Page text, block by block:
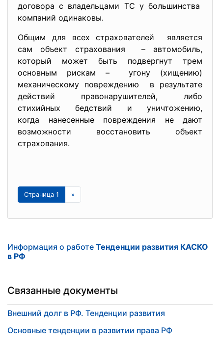
договора с владельцами ТС у большинства
компаний одинаковы.
Общим для всех страхователей является
сам объект страхования – автомобиль,
который может быть подвергнут трем
основным рискам – угону (хищению)
механическому повреждению в результате
действий правонарушителей, либо
стихийных бедствий и уничтожению,
когда нанесенные повреждения не дают
возможности восстановить объект
страхования.
Страница 1 »
Информация о работе Тенденции развития КАСКО
в РФ
Связанные документы
Внешний долг в РФ. Тенденции развития
Основные тенденции в развитии права РФ